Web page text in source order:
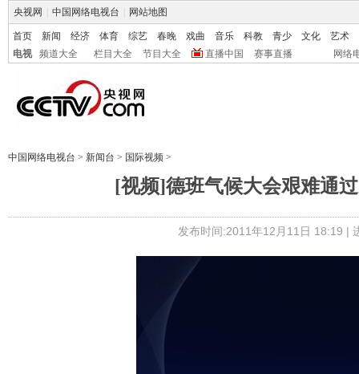
央视网 中国网络电视台 网站地图
首页 新闻 经济 体育 综艺 春晚 戏曲 音乐 科教 青少 文化
艺术
电视
频道大全 栏目大全 节目大全 直播中国 赛事直播 网络
中国网络电视台 > 新闻台 > 国际视频 >
[视频]德班气候大会艰难通
发布时间:2011年12月11日 18:19 |